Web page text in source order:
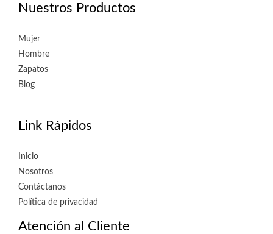
Nuestros Productos
Mujer
Hombre
Zapatos
Blog
Link Rápidos
Inicio
Nosotros
Contáctanos
Política de privacidad
Atención al Cliente